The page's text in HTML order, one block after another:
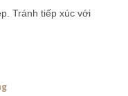
Tránh tiếp xúc với